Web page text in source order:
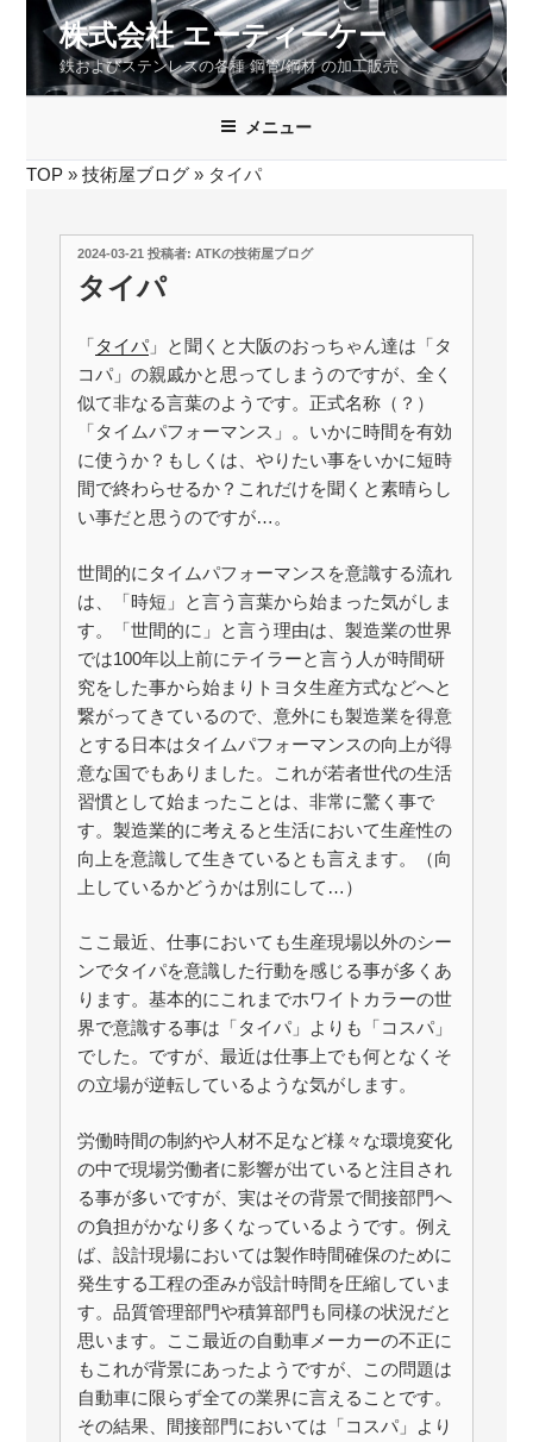
ン
ス
株式会社 エーティーケー
鉄およびステンレスの各種 鋼管/鋼材 の加工販売
メニュー
TOP » 技術屋ブログ » タイパ
投
稿
日:
2024-03-21投稿者: ATKの技術屋ブログ
タイパ
「タイパ」と聞くと大阪のおっちゃん達は「タ
コパ」の親戚かと思ってしまうのですが、全く
似て非なる言葉のようです。正式名称（？）
「タイムパフォーマンス」。いかに時間を有効
に使うか？もしくは、やりたい事をいかに短時
間で終わらせるか？これだけを聞くと素晴らし
い事だと思うのですが…。
世間的にタイムパフォーマンスを意識する流れ
は、「時短」と言う言葉から始まった気がしま
す。「世間的に」と言う理由は、製造業の世界
では100年以上前にテイラーと言う人が時間研
究をした事から始まりトヨタ生産方式などへと
繋がってきているので、意外にも製造業を得意
とする日本はタイムパフォーマンスの向上が得
意な国でもありました。これが若者世代の生活
習慣として始まったことは、非常に驚く事で
す。製造業的に考えると生活において生産性の
向上を意識して生きているとも言えます。（向
上しているかどうかは別にして…）
ここ最近、仕事においても生産現場以外のシー
ンでタイパを意識した行動を感じる事が多くあ
ります。基本的にこれまでホワイトカラーの世
界で意識する事は「タイパ」よりも「コスパ」
でした。ですが、最近は仕事上でも何となくそ
の立場が逆転しているような気がします。
労働時間の制約や人材不足など様々な環境変化
の中で現場労働者に影響が出ていると注目され
る事が多いですが、実はその背景で間接部門へ
の負担がかなり多くなっているようです。例え
ば、設計現場においては製作時間確保のために
発生する工程の歪みが設計時間を圧縮していま
す。品質管理部門や積算部門も同様の状況だと
思います。ここ最近の自動車メーカーの不正に
もこれが背景にあったようですが、この問題は
自動車に限らず全ての業界に言えることです。
その結果、間接部門においては「コスパ」より